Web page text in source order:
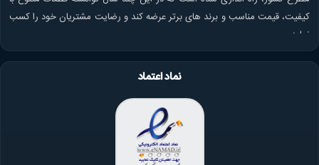
کیفیت، قیمت مناسب و برند های برتر عرضه کند و رضایت مشتریان خود را کسب
نماید.
نماد اعتماد